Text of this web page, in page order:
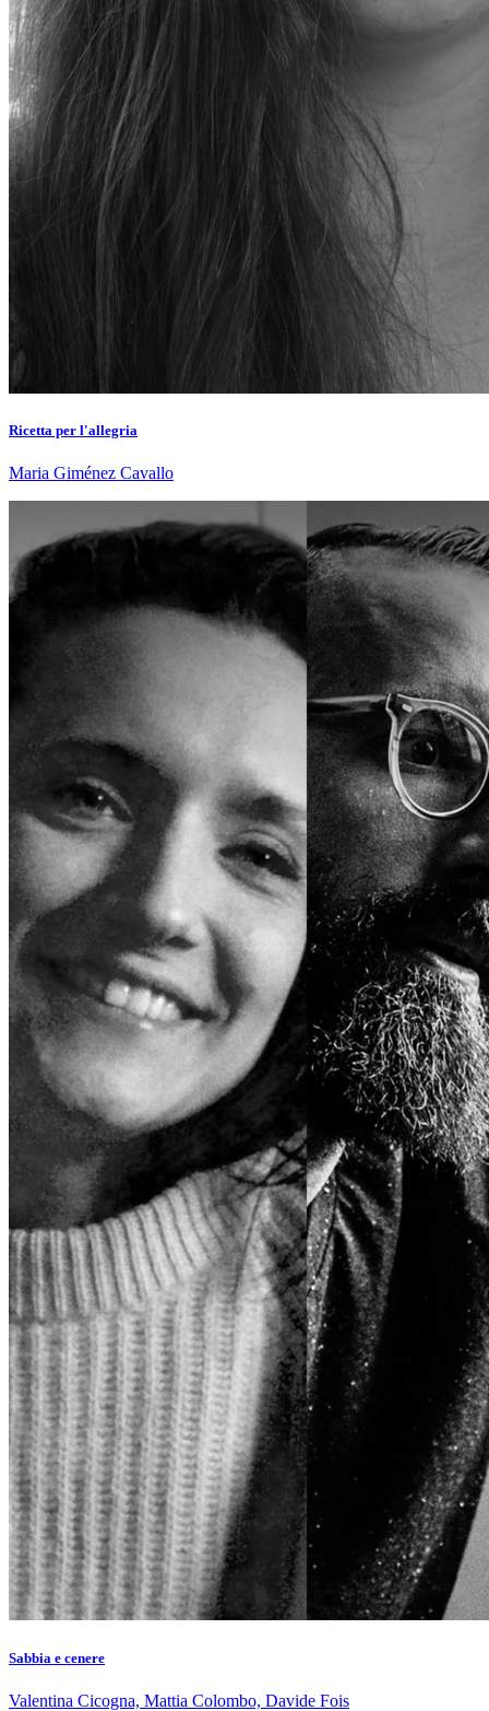
Ricetta per l'allegria
Maria Giménez Cavallo
Sabbia e cenere
Valentina Cicogna, Mattia Colombo, Davide Fois